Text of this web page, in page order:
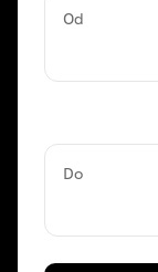
Od
Do